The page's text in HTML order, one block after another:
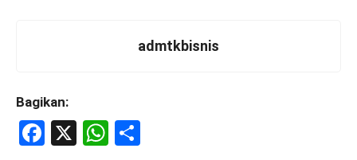
admtkbisnis
Bagikan:
F
X
W